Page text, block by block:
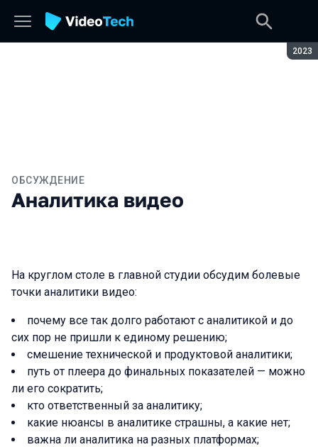
2023
ОБСУЖДЕНИЕ
Аналитика видео
На круглом столе в главной студии обсудим болевые
точки аналитики видео:
почему все так долго работают с аналитикой и до
сих пор не пришли к единому решению;
смешение технической и продуктовой аналитики;
путь от плеера до финальных показателей — можно
ли его сократить;
кто ответственный за аналитику;
какие нюансы в аналитике страшны, а какие нет;
важна ли аналитика на разных платформах;